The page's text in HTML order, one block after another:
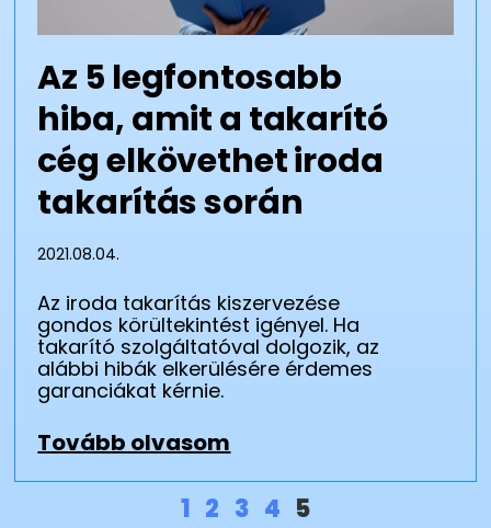
Az 5 legfontosabb
hiba, amit a takarító
cég elkövethet iroda
takarítás során
2021.08.04.
Az iroda takarítás kiszervezése
gondos körültekintést igényel. Ha
takarító szolgáltatóval dolgozik, az
alábbi hibák elkerülésére érdemes
garanciákat kérnie.
Tovább olvasom
1 2 3 4 5